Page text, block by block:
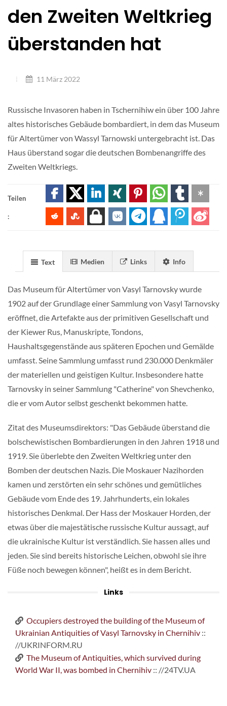
den Zweiten Weltkrieg
überstanden hat
11 März 2022
Russische Invasoren haben in Tschernihiw ein über 100 Jahre
altes historisches Gebäude bombardiert, in dem das Museum
für Altertümer von Wassyl Tarnowski untergebracht ist. Das
Haus überstand sogar die deutschen Bombenangriffe des
Zweiten Weltkriegs.
Teilen
:
Text Medien Links Info
Das Museum für Altertümer von Vasyl Tarnovsky wurde
1902 auf der Grundlage einer Sammlung von Vasyl Tarnovsky
eröffnet, die Artefakte aus der primitiven Gesellschaft und
der Kiewer Rus, Manuskripte, Tondons,
Haushaltsgegenstände aus späteren Epochen und Gemälde
umfasst. Seine Sammlung umfasst rund 230.000 Denkmäler
der materiellen und geistigen Kultur. Insbesondere hatte
Tarnovsky in seiner Sammlung "Catherine" von Shevchenko,
die er vom Autor selbst geschenkt bekommen hatte.
Zitat des Museumsdirektors: "Das Gebäude überstand die
bolschewistischen Bombardierungen in den Jahren 1918 und
1919. Sie überlebte den Zweiten Weltkrieg unter den
Bomben der deutschen Nazis. Die Moskauer Nazihorden
kamen und zerstörten ein sehr schönes und gemütliches
Gebäude vom Ende des 19. Jahrhunderts, ein lokales
historisches Denkmal. Der Hass der Moskauer Horden, der
etwas über die majestätische russische Kultur aussagt, auf
die ukrainische Kultur ist verständlich. Sie hassen alles und
jeden. Sie sind bereits historische Leichen, obwohl sie ihre
Füße noch bewegen können", heißt es in dem Bericht.
Links
Occupiers destroyed the building of the Museum of
Ukrainian Antiquities of Vasyl Tarnovsky in Chernihiv ::
//UKRINFORM.RU
The Museum of Antiquities, which survived during
World War II, was bombed in Chernihiv :: //24TV.UA